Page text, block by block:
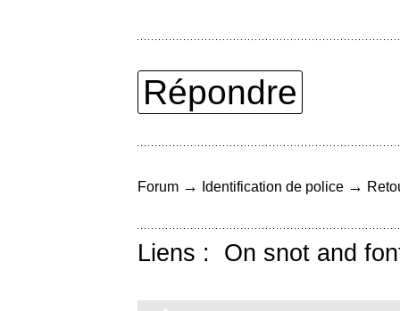
Répondre
Forum → Identification de police →
Liens : On snot and